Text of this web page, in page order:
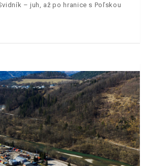
– juh, až po hranice s Poľskou